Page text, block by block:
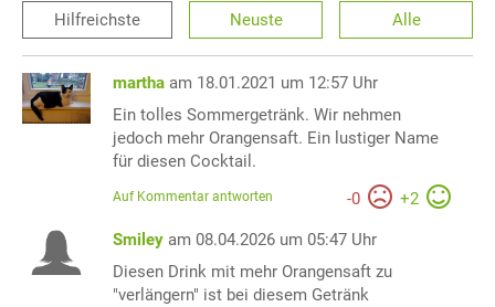
Hilfreichste Neuste Alle
martha am 18.01.2021 um 12:57 Uhr
Ein tolles Sommergetränk. Wir nehmen
jedoch mehr Orangensaft. Ein lustiger Name
für diesen Cocktail.
-0 +2
Auf Kommentar antworten
Smiley am 08.04.2026 um 05:47 Uhr
Diesen Drink mit mehr Orangensaft zu
"verlängern" ist bei diesem Getränk